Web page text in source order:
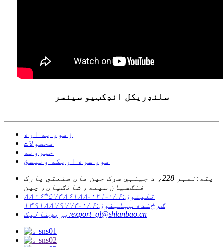
سلنډریکل انډکټیو سینسر
زموږ په اړه
محصولات
خبرونه
موږ سره اړیکه ونیسئ
پته:
نمبر 228، د جينبي سړک جين های صنعتي پارک
فنګسيان سيمه، شانګهای، چين
تلیفون:۰۸۶-۰۲۱-۵۷۴۸۶۱۸۸*۸۸۰۶
ګرځنده ټېلیفون:۰۸۶-۱۳۹۱۸۸۷۹۷۷۴
برېښنالیک:export_gl@shlanbao.cn